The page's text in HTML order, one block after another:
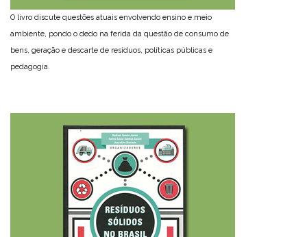
O livro discute questões atuais envolvendo ensino e meio
ambiente, pondo o dedo na ferida da questão de consumo de
bens, geração e descarte de resíduos, políticas públicas e
pedagogia.